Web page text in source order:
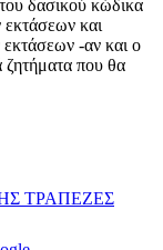
δασικού κώδικα
και
εκτάσεων -αν και ο
ζητήματα που θα
ΤΡΑΠΕΖΕΣ